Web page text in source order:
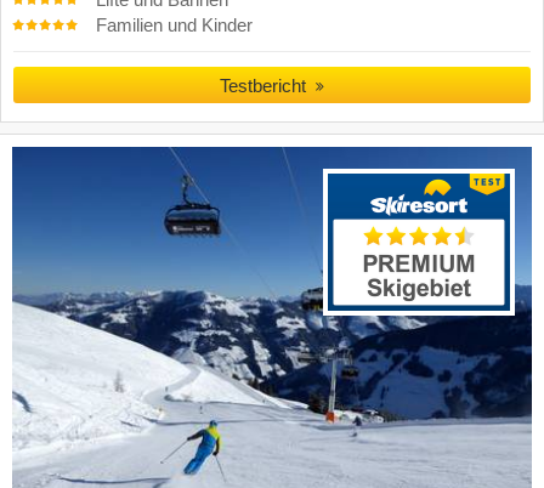
Familien und Kinder
Testbericht